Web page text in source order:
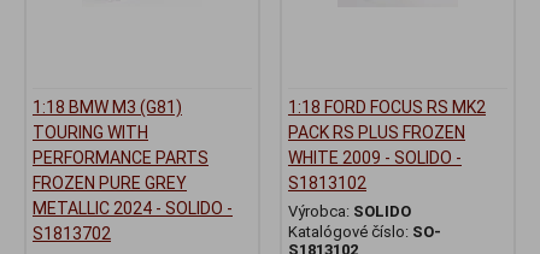
1:18 BMW M3 (G81)
TOURING WITH
PERFORMANCE PARTS
FROZEN PURE GREY
METALLIC 2024 - SOLIDO -
S1813702
1:18 FORD FOCUS RS MK2
PACK RS PLUS FROZEN
WHITE 2009 - SOLIDO -
S1813102
Výrobca: SOLIDO
Katalógové číslo: SO-
S1813102